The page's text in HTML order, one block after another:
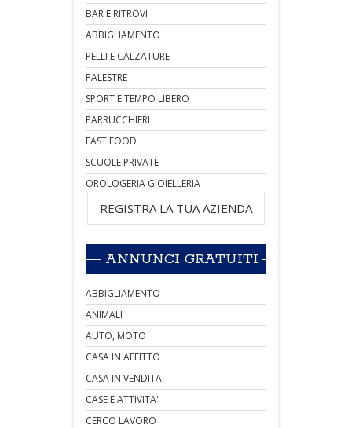
BAR E RITROVI
ABBIGLIAMENTO
PELLI E CALZATURE
PALESTRE
SPORT E TEMPO LIBERO
PARRUCCHIERI
FAST FOOD
SCUOLE PRIVATE
OROLOGERIA GIOIELLERIA
REGISTRA LA TUA AZIENDA
ANNUNCI GRATUITI
ABBIGLIAMENTO
ANIMALI
AUTO, MOTO
CASA IN AFFITTO
CASA IN VENDITA
CASE E ATTIVITA'
CERCO LAVORO